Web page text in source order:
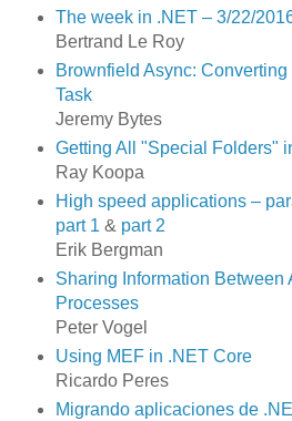
The week in .NET – 3/22/
Bertrand Le Roy
Brownfield Async:
Task
Jeremy Bytes
Getting All "Special Folders"
Ray Koopa
High speed applications –
part 1 & part 2
Erik Bergman
Sharing Information Between
Processes
Peter Vogel
Using MEF in .NET Core
Ricardo Peres
Migrando aplicaciones de